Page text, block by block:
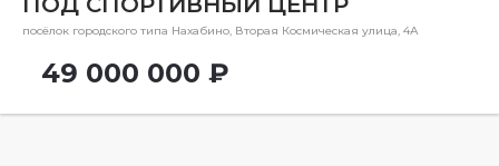
Метро
посёлок городского типа Нахабино, Вторая Космическая улица, 4А
49 000 000 ₽